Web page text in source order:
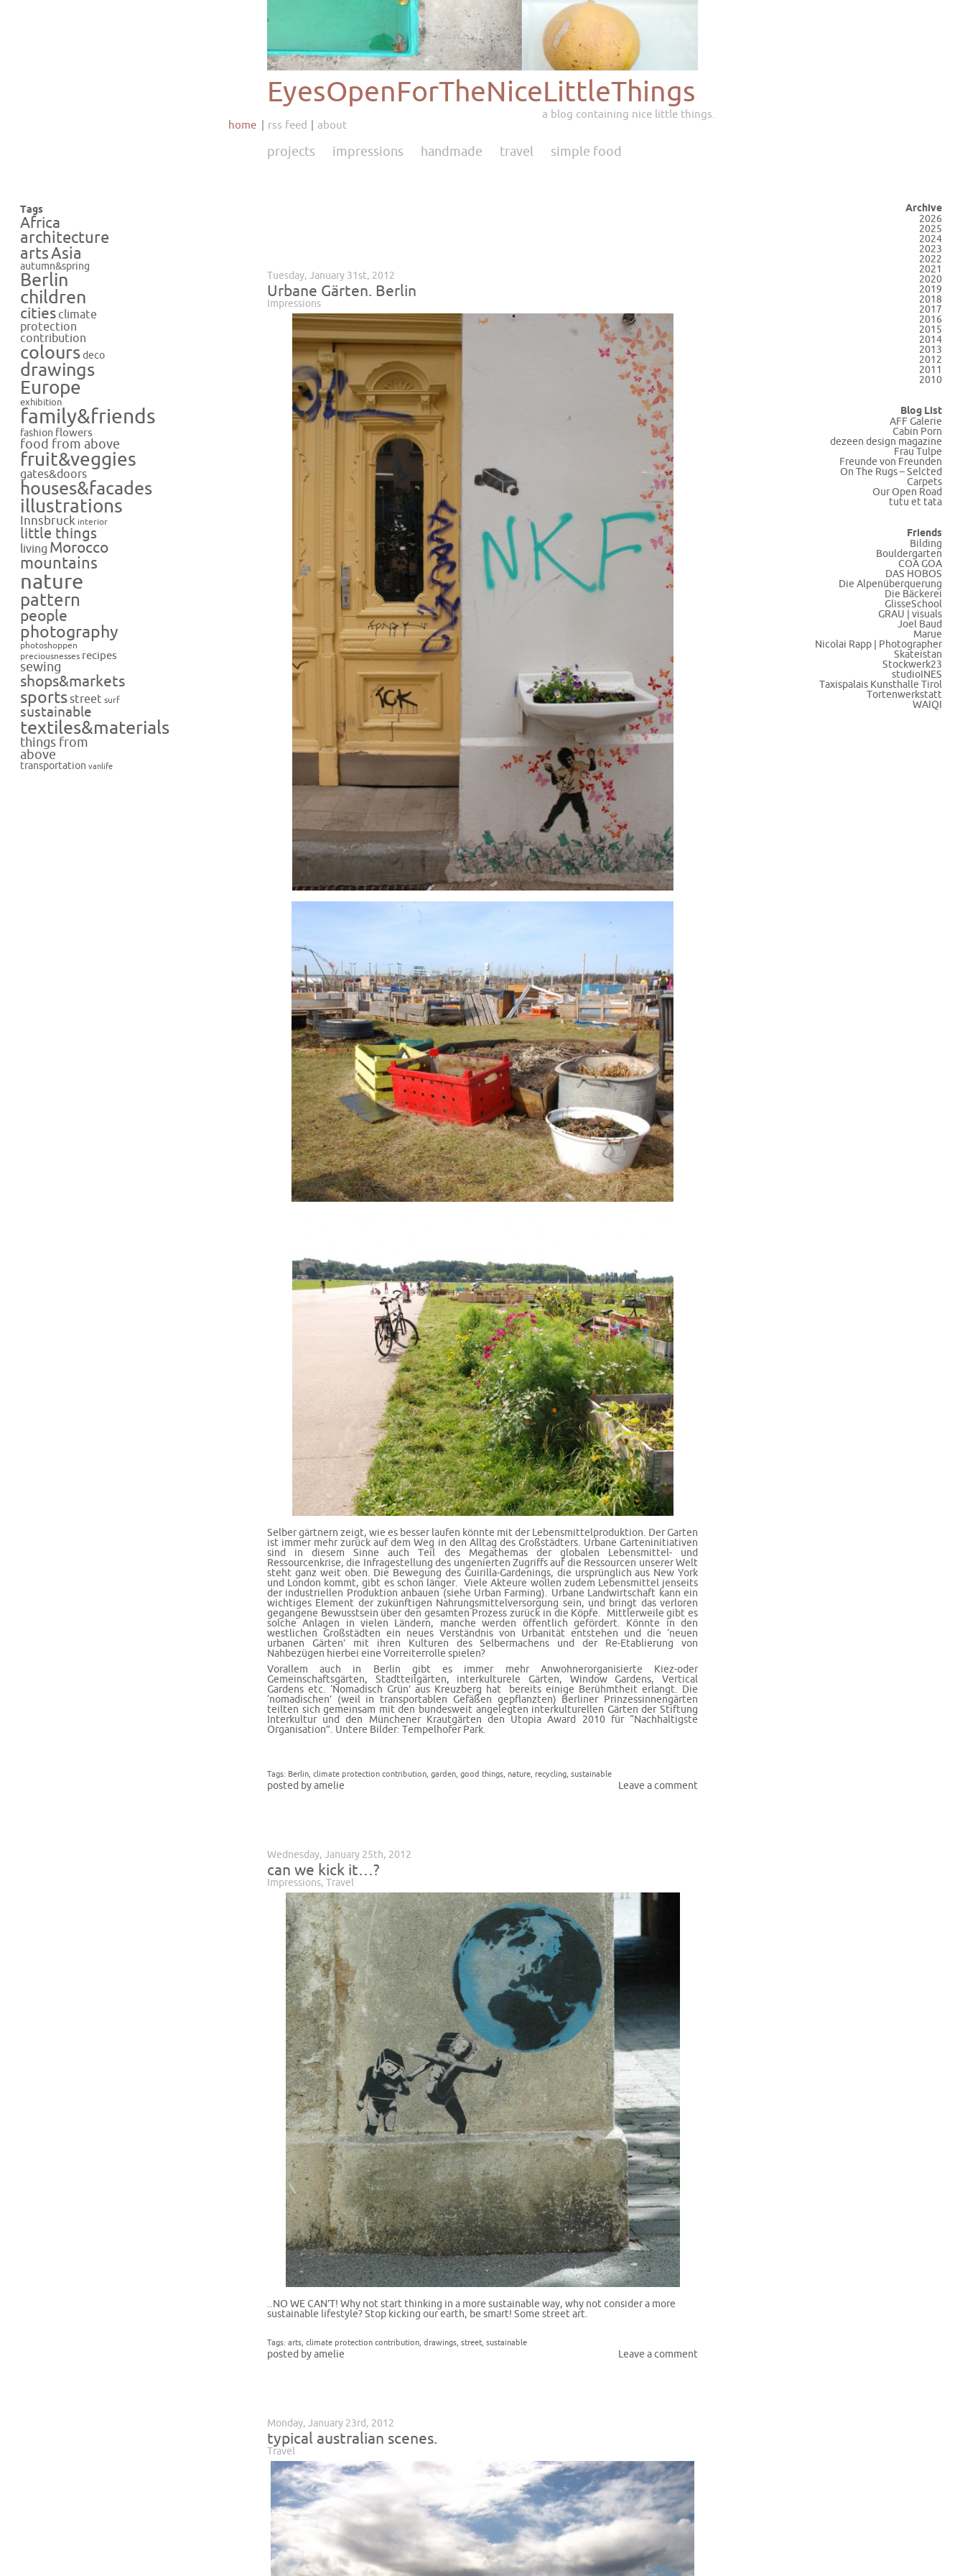
EyesOpenForTheNiceLittleThings
a blog containing nice little things.
home
rss feed about
projects impressions handmade travel simple food
Tags
Africa
architecture
artsAsia
autumn&spring
Berlin
children
cities climate
protection
contribution
colours deco
drawings
Europe
exhibition
family&friends
fashion flowers
food from above
fruit&veggies
gates&doors
houses&facades
illustrations
Innsbruck interior
little things
living Morocco
mountains
nature
pattern
people
photography
photoshoppen
preciousnesses recipes
sewing
shops&markets
sportsstreet surf
sustainable
textiles&materials
things from
above
transportation vanlife
Tuesday, January 31st, 2012
Urbane Gärten. Berlin
Impressions
Selber gärtnern zeigt, wie es besser laufen könnte mit der Lebensmittelproduktion. Der Garten
ist immer mehr zurück auf dem Weg in den Alltag des Großstädters. Urbane Garteninitiativen
sind in diesem Sinne auch Teil des Megathemas der globalen Lebensmittel- und
Ressourcenkrise, die Infragestellung des ungenierten Zugriffs auf die Ressourcen unserer Welt
steht ganz weit oben. Die Bewegung des Guirilla-Gardenings, die ursprünglich aus New York
und London kommt, gibt es schon länger. Viele Akteure wollen zudem Lebensmittel jenseits
der industriellen Produktion anbauen (siehe Urban Farming). Urbane Landwirtschaft kann ein
wichtiges Element der zukünftigen Nahrungsmittelversorgung sein, und bringt das verloren
gegangene Bewusstsein über den gesamten Prozess zurück in die Köpfe. Mittlerweile gibt es
solche Anlagen in vielen Ländern, manche werden öffentlich gefördert. Könnte in den
westlichen Großstädten ein neues Verständnis von Urbanität entstehen und die ‘neuen
urbanen Gärten’ mit ihren Kulturen des Selbermachens und der Re-Etablierung von
Nahbezügen hierbei eine Vorreiterrolle spielen?
Vorallem auch in Berlin gibt es immer mehr Anwohnerorganisierte Kiez-oder
Gemeinschaftsgärten, Stadtteilgärten, interkulturele Gärten, Window Gardens, Vertical
Gardens etc. ‘Nomadisch Grün’ aus Kreuzberg hat bereits einige Berühmtheit erlangt. Die
‘nomadischen’ (weil in transportablen Gefäßen gepflanzten) Berliner Prinzessinnengärten
teilten sich gemeinsam mit den bundesweit angelegten interkulturellen Gärten der Stiftung
Interkultur und den Münchener Krautgärten den Utopia Award 2010 für “Nachhaltigste
Organisation”. Untere Bilder: Tempelhofer Park.
Tags: Berlin climate protection contribution garden good things nature recycling sustainable
posted by amelie Leave a comment
Wednesday, January 25th, 2012
can we kick it…?
Impressions, Travel
..NO WE CAN’T! Why not start thinking in a more sustainable way, why not consider a more
sustainable lifestyle? Stop kicking our earth, be smart! Some street art.
Tags: arts climate protection contribution drawings street sustainable
posted by amelie Leave a comment
Monday, January 23rd, 2012
typical australian scenes.
Travel
Archive
2026
2025
2024
2023
2022
2021
2020
2019
2018
2017
2016
2015
2014
2013
2012
2011
2010
Blog List
AFF Galerie
Cabin Porn
dezeen design magazine
Frau Tulpe
Freunde von Freunden
On The Rugs – Selcted
Carpets
Our Open Road
tutu et tata
Friends
Bilding
Bouldergarten
COA GOA
DAS HOBOS
Die Alpenüberquerung
Die Bäckerei
GlisseSchool
GRAU | visuals
Joel Baud
Marue
Nicolai Rapp | Photographer
Skateistan
Stockwerk23
studioINES
Taxispalais Kunsthalle Tirol
Tortenwerkstatt
WAIQI